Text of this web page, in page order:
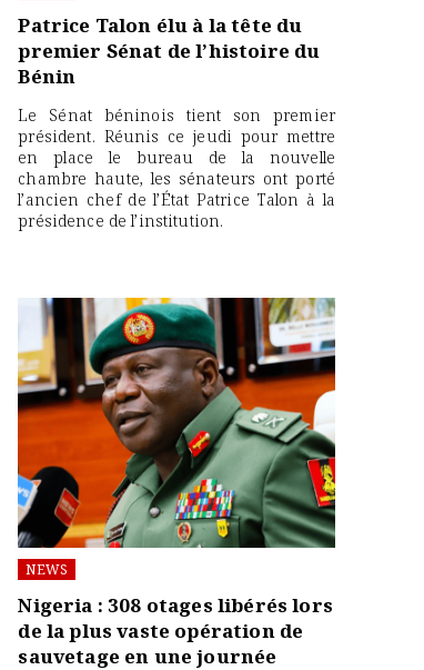
Patrice Talon élu à la tête du
premier Sénat de l’histoire du
Bénin
Le Sénat béninois tient son premier
président. Réunis ce jeudi pour mettre
en place le bureau de la nouvelle
chambre haute, les sénateurs ont porté
l’ancien chef de l’État Patrice Talon à la
présidence de l’institution.
NEWS
Nigeria : 308 otages libérés lors
de la plus vaste opération de
sauvetage en une journée